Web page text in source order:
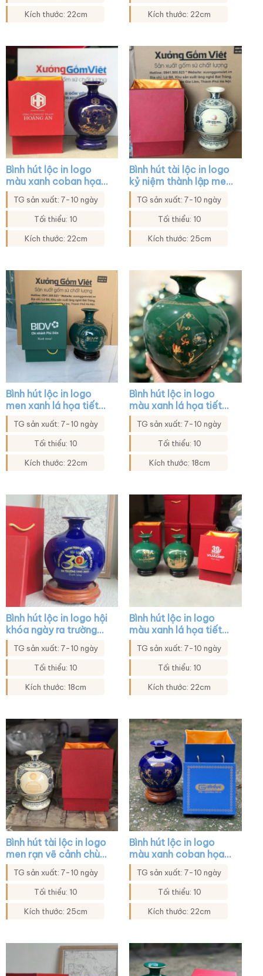
Kích thước: 22cm Kích thước: 22cm
Bình hút lộc in logo
màu xanh coban họa
tiết cảnh biển và
thuyền XG-BHL13
TG sản xuất: 7-10 ngày
Tối thiểu: 10
Kích thước: 22cm
Bình hút tài lộc in logo
kỷ niệm thành lập men
hanh vàng vẽ tứ cảnh
XG-BHL36
TG sản xuất: 7-10 ngày
Tối thiểu: 10
Kích thước: 25cm
Bình hút lộc in logo
men xanh lá họa tiết
hoa in decal vàng XG-
BHL25
TG sản xuất: 7-10 ngày
Tối thiểu: 10
Kích thước: 22cm
Bình hút lộc in logo
màu xanh lá họa tiết
cửu ngư quần hội XG-
BHL16
TG sản xuất: 7-10 ngày
Tối thiểu: 10
Kích thước: 18cm
Bình hút lộc in logo hội
khóa ngày ra trường
màu xanh coban XG-
BHL14
TG sản xuất: 7-10 ngày
Tối thiểu: 10
Kích thước: 18cm
Bình hút lộc in logo
màu xanh lá họa tiết
thuyền buồm xuôi gió
XG-BHL04
TG sản xuất: 7-10 ngày
Tối thiểu: 10
Kích thước: 22cm
Bình hút tài lộc in logo
men rạn vẽ cảnh chùa
chiền XG-BHL38
TG sản xuất: 7-10 ngày
Tối thiểu: 10
Kích thước: 25cm
Bình hút lộc in logo
màu xanh coban họa
tiết bát mã XG-
BHL32
TG sản xuất: 7-10 ngày
Tối thiểu: 10
Kích thước: 22cm